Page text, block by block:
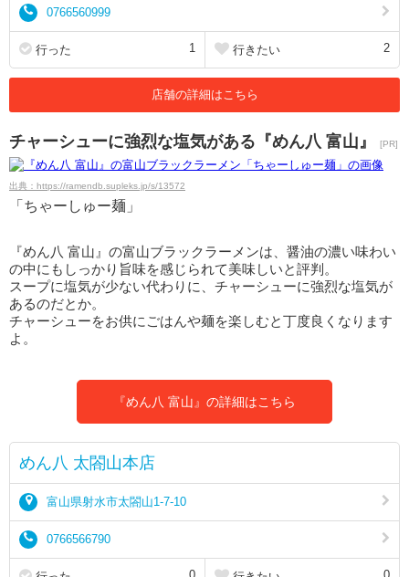
0766560999
行った 1 行きたい 2
店舗の詳細はこちら
チャーシューに強烈な塩気がある『めん八 富山』 [PR]
出典：https://ramendb.supleks.jp/s/13572
「ちゃーしゅー麺」
『めん八 富山』の富山ブラックラーメンは、醤油の濃い味わい
の中にもしっかり旨味を感じられて美味しいと評判。
スープに塩気が少ない代わりに、チャーシューに強烈な塩気が
あるのだとか。
チャーシューをお供にごはんや麺を楽しむと丁度良くなります
よ。
『めん八 富山』の詳細はこちら
めん八 太閤山本店
富山県射水市太閤山1-7-10
0766566790